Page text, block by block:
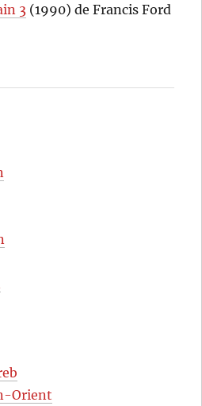
3 (1990) de Francis Ford
Orient